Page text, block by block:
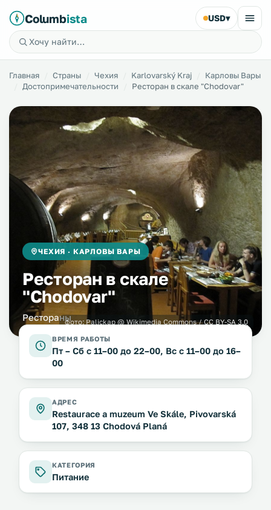
Columbista USD▾
Главная Страны Чехия Karlovarský Kraj
Карловы Вары
Достопримечательности
Ресторан в скале "Chodovar"
ЧЕХИЯ · КАРЛОВЫ ВАРЫ
Ресторан в скале
"Chodovar"
Рестораныфото: Palickap @ Wikimedia Commons /CC BY-SA 3.0
ВРЕМЯ РАБОТЫ
Пт – Сб с 11–00 до 22–00, Вс с 11–00 до 16–
00
АДРЕС
Restaurace a muzeum Ve Skále, Pivovarská
107, 348 13 Chodová Planá
КАТЕГОРИЯ
Питание